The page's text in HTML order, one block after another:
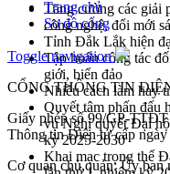
Tăng cường các giải
công nghệ, đổi mới
Tỉnh Đắk Lắk hiện
Tập huấn công tác
giới, biển đảo
Nhiều cách làm hay
Quyết tâm phấn đấu
vụ Nghị quyết Đại
kỳ 2025-2030
Khai mạc trọng thể
Trang chủ
Sơ đồ cổng
Toggle navigation
CỔNG THÔNG TIN
Giấy phép số 99/GP-
Thông tin Điện tử cấp ngày
Cơ quan chủ quản: Ủy